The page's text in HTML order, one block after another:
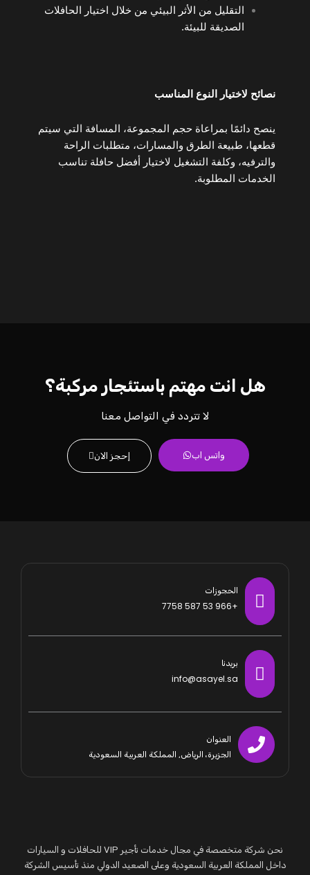
التقليل من الأثر البيئي من خلال اختيار الحافلات
الصديقة للبيئة.
نصائح لاختيار النوع المناسب
ينصح دائمًا بمراعاة حجم المجموعة، المسافة التي سيتم
قطعها، طبيعة الطرق والمسارات، متطلبات الراحة
والترفيه، وكلفة التشغيل لاختيار أفضل حافلة تناسب
الخدمات المطلوبة.
هل انت مهتم باستئجار مركبة؟
لا تتردد في التواصل معنا
واتس اب إحجز الان
الحجوزات
+966 53 587 7758
بريدنا
info@asayel.sa
العنوان
الجزيرة، الرياض, المملكة العربية السعودية
نحن شركة متخصصة في مجال خدمات تأجير VIP للحافلات و السيارات
داخل المملكة العربية السعودية وعلى الصعيد الدولي منذ تأسيس الشركة